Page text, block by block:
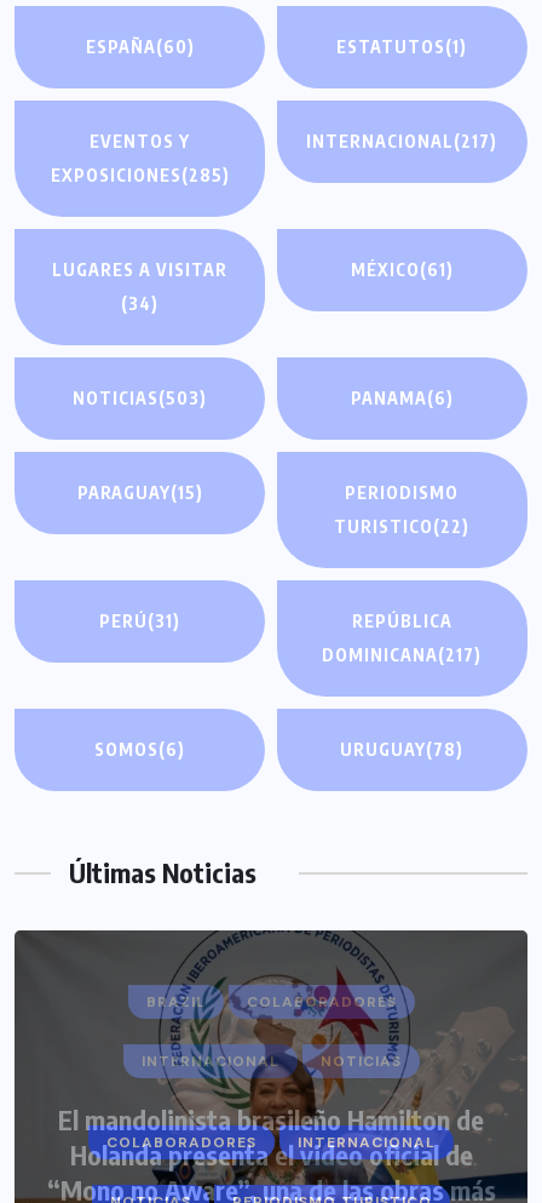
ESPAÑA(60) ESTATUTOS(1)
EVENTOS Y
EXPOSICIONES(285)
INTERNACIONAL(217)
LUGARES A VISITAR
(34)
MÉXICO(61)
NOTICIAS(503) PANAMA(6)
PARAGUAY(15)
PERIODISMO
TURISTICO(22)
PERÚ(31)
REPÚBLICA
DOMINICANA(217)
SOMOS(6) URUGUAY(78)
Últimas Noticias
COLABORADORES INTERNACIONAL